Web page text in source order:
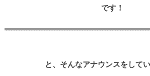
です！
と、そんなアナウンスをし